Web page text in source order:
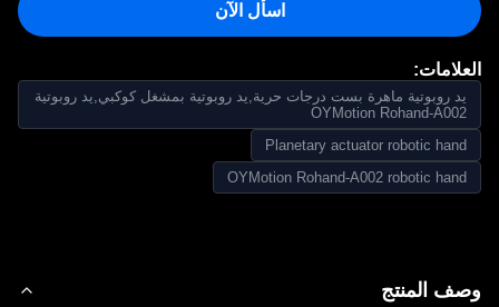
اسأل الآن
روبوتية ماهرة بست درجات حرية,يد روبوتية بمشغل كوكبي,يد روبوتية
OYMotion Rohand-
Planetary actuator robotic
OYMotion Rohand-A002 robotic
المنتج